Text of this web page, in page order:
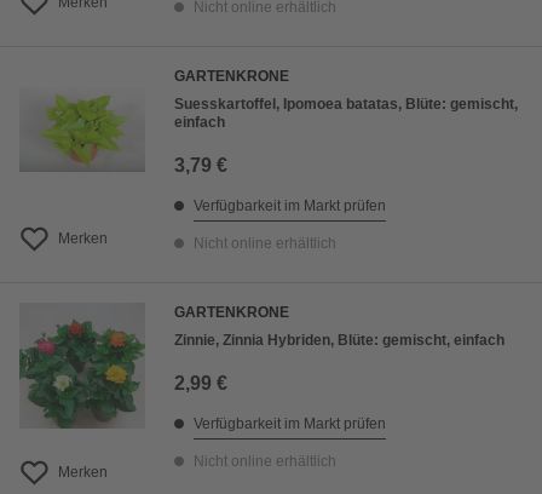
Nicht online erhältlich
Merken
GARTENKRONE
Suesskartoffel, Ipomoea batatas, Blüte: gemischt,
einfach
3,79 €
Verfügbarkeit im Markt prüfen
Nicht online erhältlich
Merken
GARTENKRONE
Zinnie, Zinnia Hybriden, Blüte: gemischt, einfach
2,99 €
Verfügbarkeit im Markt prüfen
Nicht online erhältlich